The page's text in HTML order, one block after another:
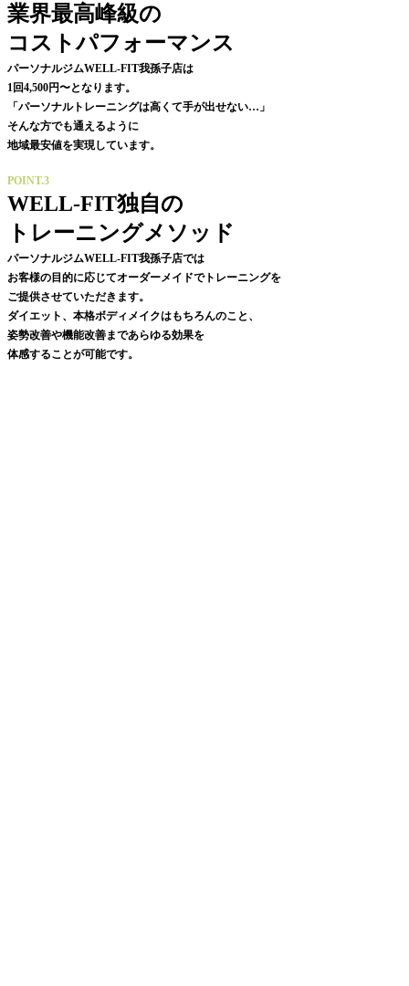
業界最高峰級の
コストパフォーマンス
パーソナルジムWELL-FIT我孫子店は
1回4,500円〜となります。
「パーソナルトレーニングは高くて手が出せない…」
そんな方でも通えるように
地域最安値を実現しています。
POINT.3
WELL-FIT独自の
トレーニングメソッド
パーソナルジムWELL-FIT我孫子店では
お客様の目的に応じてオーダーメイドでトレーニングを
ご提供させていただきます。
ダイエット、本格ボディメイクはもちろんのこと、
姿勢改善や機能改善まであらゆる効果を
体感することが可能です。